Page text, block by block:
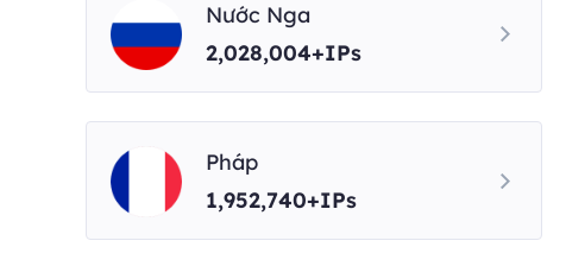
Nước Nga
2,028,004+IPs
Pháp
1,952,740+IPs